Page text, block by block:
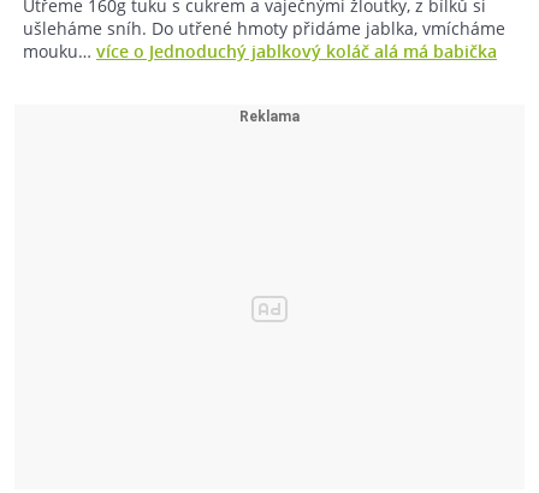
Utřeme 160g tuku s cukrem a vaječnými žloutky, z bílků si
ušleháme sníh. Do utřené hmoty přidáme jablka, vmícháme
mouku… více o Jednoduchý jablkový koláč alá má babička